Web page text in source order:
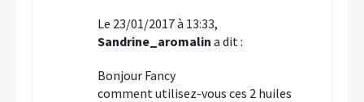
Le 23/01/2017 à 13:33,
Sandrine_aromalin a dit :
Bonjour Fancy
comment utilisez-vous ces 2 huiles